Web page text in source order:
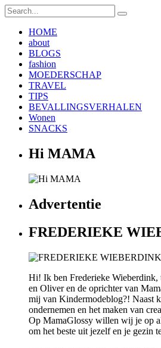
HOME
about
BLOGS
fashion
MOEDERSCHAP
TRAVEL
TIPS
BEVALLINGSVERHALEN
Wonen
SNACKS
Hi MAMA
Advertentie
FREDERIEKE
Hi! Ik ben Frederieke Wieberdink,
en Oliver en de oprichter van
mij van Kindermodeblog?! Naast
ondernemen en het maken van
Op MamaGlossy willen wij je op
om het beste uit jezelf en je gezin